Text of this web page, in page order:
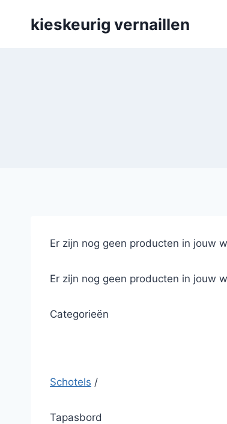
kieskeurig vernaillen
Er zijn nog geen producten in jouw
Er zijn nog geen producten in jouw
Categorieën
Schotels /
Tapasbord